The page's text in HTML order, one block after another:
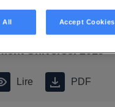
au Document
Universel 2019
Lire PDF
All Accept Cookies